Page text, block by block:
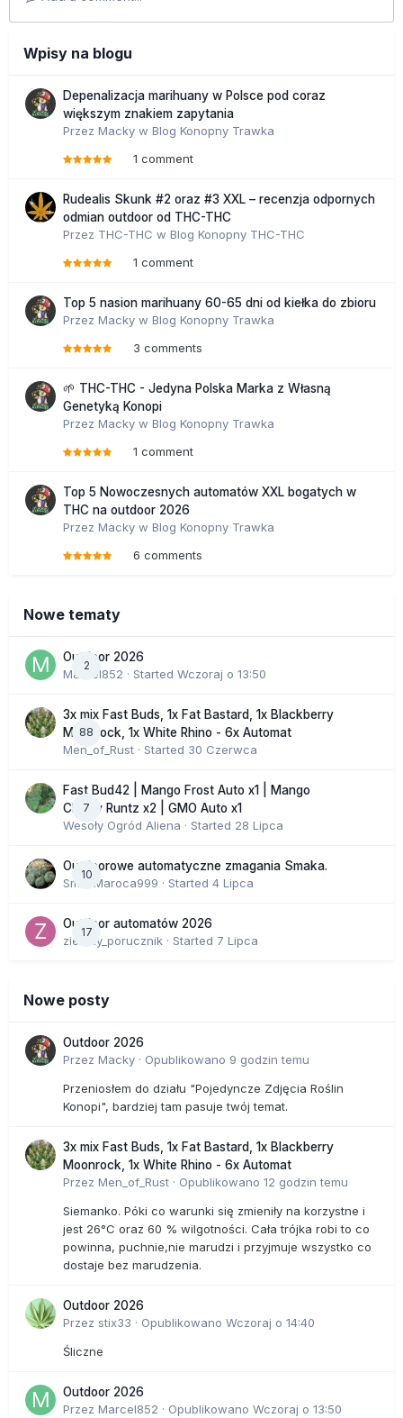
Wpisy na blogu
Depenalizacja marihuany w Polsce pod coraz
większym znakiem zapytania
Przez Macky w Blog Konopny Trawka
1 comment
Rudealis Skunk #2 oraz #3 XXL – recenzja odpornych
odmian outdoor od THC-THC
Przez THC-THC w Blog Konopny THC-THC
1 comment
Top 5 nasion marihuany 60-65 dni od kiełka do zbioru
Przez Macky w Blog Konopny Trawka
3 comments
🌱 THC-THC - Jedyna Polska Marka z Własną
Genetyką Konopi
Przez Macky w Blog Konopny Trawka
1 comment
Top 5 Nowoczesnych automatów XXL bogatych w
THC na outdoor 2026
Przez Macky w Blog Konopny Trawka
6 comments
Nowe tematy
2
Outdoor 2026
Marcel852 · Started Wczoraj o 13:50
88
3x mix Fast Buds, 1x Fat Bastard, 1x Blackberry
Moonrock, 1x White Rhino - 6x Automat
Men_of_Rust · Started 30 Czerwca
7
Fast Bud42 | Mango Frost Auto x1 | Mango
Cherry Runtz x2 | GMO Auto x1
Wesoły Ogród Aliena · Started 28 Lipca
10
Outdoorowe automatyczne zmagania Smaka.
SmakMaroca999 · Started 4 Lipca
17
Outdoor automatów 2026
zielony_porucznik · Started 7 Lipca
Nowe posty
Outdoor 2026
Przez Macky · Opublikowano 9 godzin temu
Przeniosłem do działu "Pojedyncze Zdjęcia Roślin
Konopi", bardziej tam pasuje twój temat.
3x mix Fast Buds, 1x Fat Bastard, 1x Blackberry
Moonrock, 1x White Rhino - 6x Automat
Przez Men_of_Rust · Opublikowano 12 godzin temu
Siemanko. Póki co warunki się zmieniły na korzystne i
jest 26°C oraz 60 % wilgotności. Cała trójka robi to co
powinna, puchnie,nie marudzi i przyjmuje wszystko co
dostaje bez marudzenia.
Outdoor 2026
Przez stix33 · Opublikowano Wczoraj o 14:40
Śliczne
Outdoor 2026
Przez Marcel852 · Opublikowano Wczoraj o 13:50